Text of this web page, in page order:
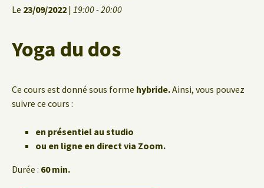
Le 23/09/2022 | 19:00 - 20:00
Yoga du dos
Ce cours est donné sous forme hybride.Ainsi, vous pouvez
suivre ce cours :
en présentiel au studio
ou en ligne en direct via Zoom.
Durée : 60 min.